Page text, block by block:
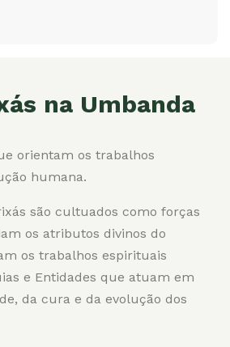
na Umbanda
orientam os trabalhos
humana.
são cultuados como forças
os atributos divinos do
os trabalhos espirituais
e Entidades que atuam em
da cura e da evolução dos